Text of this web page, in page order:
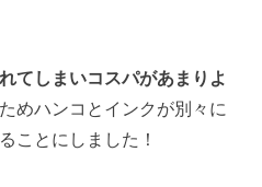
てしまいコスパがあまりよ
めハンコとインクが別々に
ことにしました！